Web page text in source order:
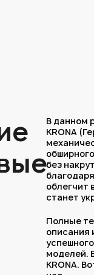
В данном
KRONA
без
облегчит
станет
Полные
описания
моделей.
KRONA.